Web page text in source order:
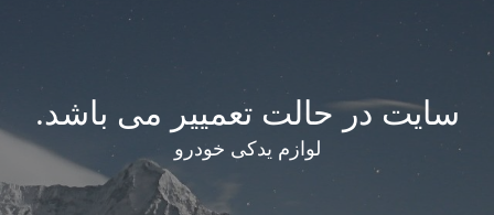
سایت در حالت تعمییر می باشد.
لوازم یدکی خودرو